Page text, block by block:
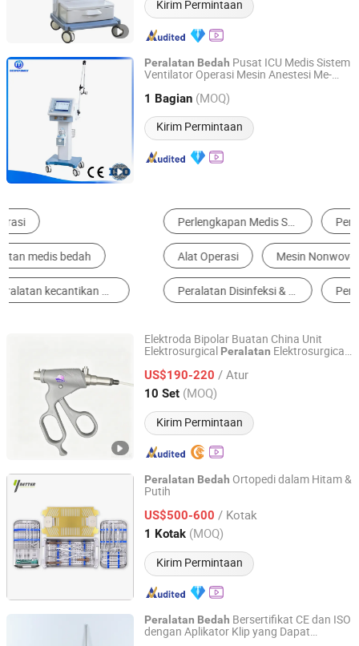
Kirim Permintaan
Peralatan Bedah Pusat ICU Medis Sistem
Ventilator Operasi Mesin Anestesi Me-
1 Bagian (MOQ)
Kirim Permintaan
Shanghai MedEco Industry Co., Ltd.
Shanghai, China Harga mulai 2014
Perlengkapan Operasi
Alat Operasi Mesin Nonwoven
Peralatan Diagnosis Medis
Elektroda Bipolar Buatan China Unit
Elektrosurgical Peralatan Elektrosurgical
US$190-220 / Atur
10 Set (MOQ)
Kirim Permintaan
Nanjing Sunshine Medical Equipment Co., Ltd.
Jiangsu, China Harga mulai 2026
Peralatan Bedah Ortopedi dalam Hitam &
Putih
US$500-600 / Kotak
1 Kotak (MOQ)
Kirim Permintaan
Suzhou Youbetter Medical Apparatus Co., Ltd.
Jiangsu, China Harga mulai 2022
Peralatan Bedah Bersertifikat CE dan ISO
dengan Aplikator Klip yang Dapat
Qingdao Dmd Medical Technology Co., Ltd.